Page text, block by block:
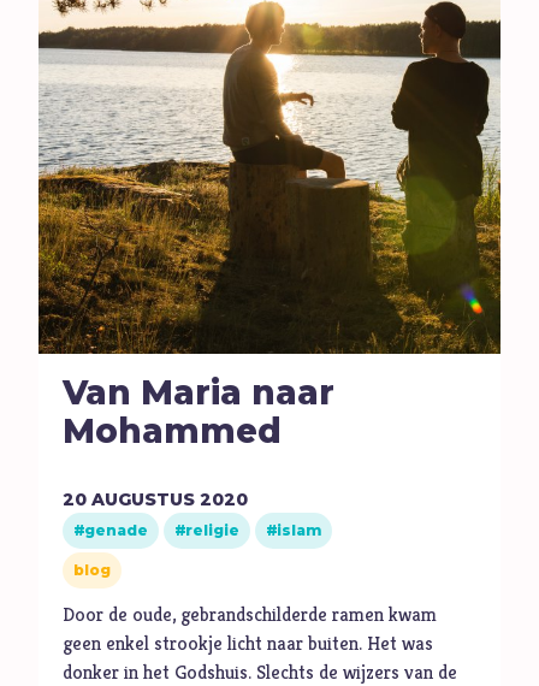
Van Maria naar
Mohammed
20 AUGUSTUS 2020
genade religie islam
blog
Door de oude, gebrandschilderde ramen kwam
geen enkel strookje licht naar buiten. Het was
donker in het Godshuis. Slechts de wijzers van de